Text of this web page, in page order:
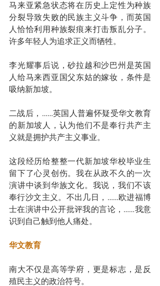
马来亚紧急状态将在历史上定性为种族
分裂导致失败的民族主义斗争，而英国
人恰恰利用种族裂痕来打击叛乱分子。
许多年轻人为追求正义而牺牲。
李光耀事后说，砂拉越和沙巴州是英国
人给马来西亚国父东姑的嫁妆，条件是
吸纳新加坡。
二战后，……英国人普遍怀疑受华文教育
的新加坡人，认为他们不是奉行共产主
义就是拥护共产主义事业。
这段经历给整整一代新加坡华校毕业生
留下了心灵创伤。我在从政不久的一次
演讲中谈到华族文化。我说，我们不该
奉行沙文主义。不出几日，……欧进福博
士在演讲中公开批评我的言论，……我意
识到自己触到他人痛处。
华文教育
南大不仅是高等学府，更是标志，是反
殖民主义的政治符号。